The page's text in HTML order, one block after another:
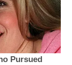
Pursued